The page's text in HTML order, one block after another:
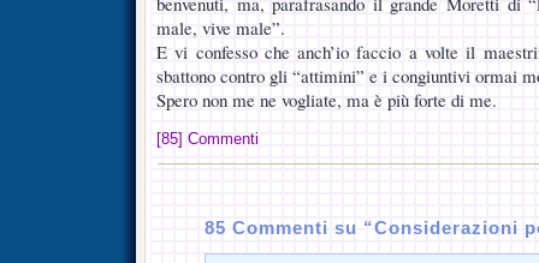
male, vive male”.
E vi confesso che anch’io faccio a volte il
sbattono contro gli “attimini” e i congiuntivi ormai
Spero non me ne vogliate, ma è più forte di me.
[85] Commenti
85 Commenti su “Considerazioni